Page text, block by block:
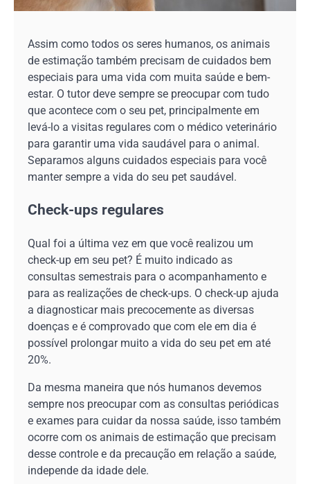
Assim como todos os seres humanos, os animais
de estimação também precisam de cuidados bem
especiais para uma vida com muita saúde e bem-
estar. O tutor deve sempre se preocupar com tudo
que acontece com o seu pet, principalmente em
levá-lo a visitas regulares com o médico veterinário
para garantir uma vida saudável para o animal.
Separamos alguns cuidados especiais para você
manter sempre a vida do seu pet saudável.
Check-ups regulares
Qual foi a última vez em que você realizou um
check-up em seu pet? É muito indicado as
consultas semestrais para o acompanhamento e
para as realizações de check-ups. O check-up ajuda
a diagnosticar mais precocemente as diversas
doenças e é comprovado que com ele em dia é
possível prolongar muito a vida do seu pet em até
20%.
Da mesma maneira que nós humanos devemos
sempre nos preocupar com as consultas periódicas
e exames para cuidar da nossa saúde, isso também
ocorre com os animais de estimação que precisam
desse controle e da precaução em relação a saúde,
independe da idade dele.